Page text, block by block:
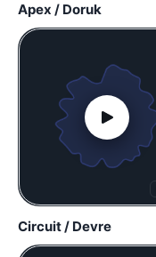
Apex / Doruk
Circuit / Devre